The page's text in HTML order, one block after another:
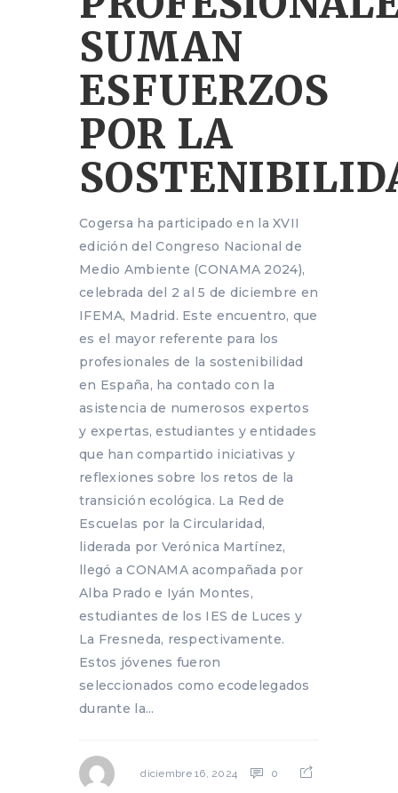
SUMAN
ESFUERZOS
POR LA
Cogersa ha participado en la XVII
edición del Congreso Nacional de
Medio Ambiente (CONAMA 2024),
celebrada del 2 al 5 de diciembre en
IFEMA, Madrid. Este encuentro, que
es el mayor referente para los
profesionales de la sostenibilidad
en España, ha contado con la
asistencia de numerosos expertos
y expertas, estudiantes y entidades
que han compartido iniciativas y
reflexiones sobre los retos de la
transición ecológica. La Red de
Escuelas por la Circularidad,
liderada por Verónica Martínez,
llegó a CONAMA acompañada por
Alba Prado e Iyán Montes,
estudiantes de los IES de Luces y
La Fresneda, respectivamente.
Estos jóvenes fueron
seleccionados como ecodelegados
durante la...
diciembre 16, 2024 0